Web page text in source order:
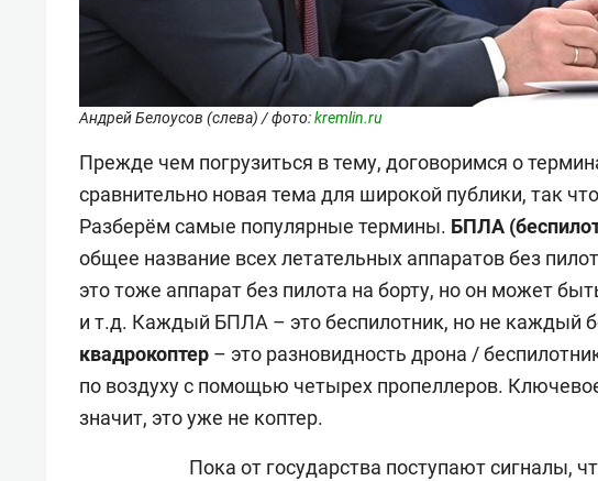
Андрей Белоусов (слева) / фото:kremlin.ru
Прежде чем погрузиться в тему, договоримся о
сравнительно новая тема для широкой публики, так
Разберём самые популярные термины. БПЛА
общее название всех летательных аппаратов без
это тоже аппарат без пилота на борту, но он может
и т.д. Каждый БПЛА – это беспилотник, но не каждый
квадрокоптер – это разновидность дрона /
по воздуху с помощью четырех пропеллеров.
значит, это уже не коптер.
Пока от государства поступают сигналы,